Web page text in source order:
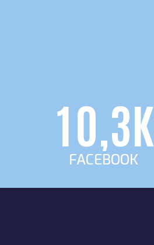
1
2
0 3
4
K
FACEBOOK